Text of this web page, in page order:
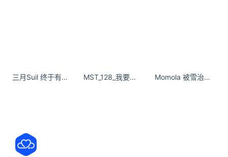
发现咱妈已经把卤跟面准备好，
三月Suil 终于有人能拍照了[春遊家族] ​​​ MST_128_我要努力实现梦想，以弥补我小时候吹过的牛。 Momola 被雪治愈的每一天 - 小红书